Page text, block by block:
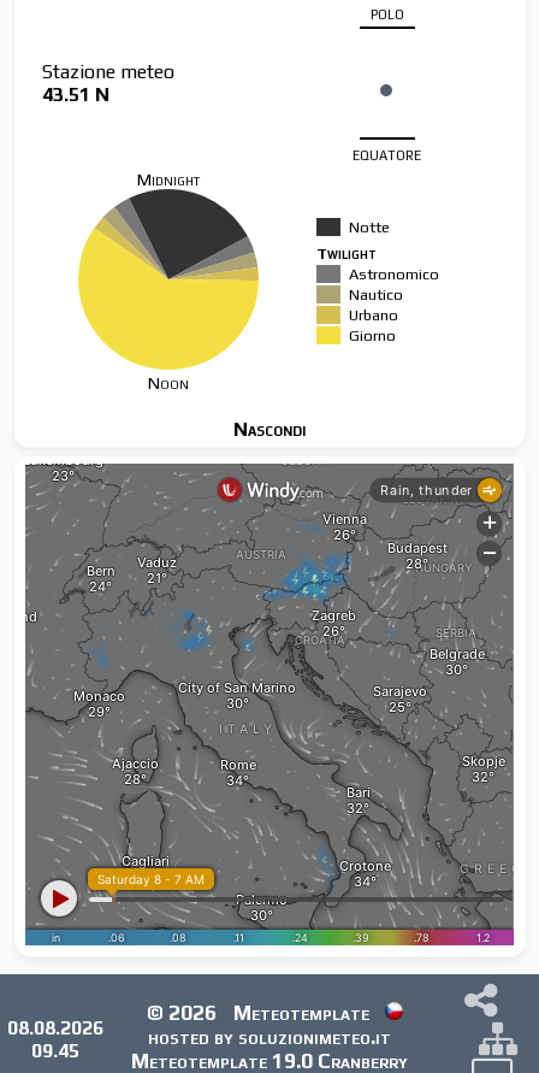
Stazione meteo
43.51 N
polo
equatore
Midnight
Noon
Notte
Twilight
Astronomico
Nautico
Urbano
Giorno
Nascondi
08.08.2026
09.45
© 2026
Meteotemplate
hosted by soluzionimeteo.it
Meteotemplate 19.0 Cranberry